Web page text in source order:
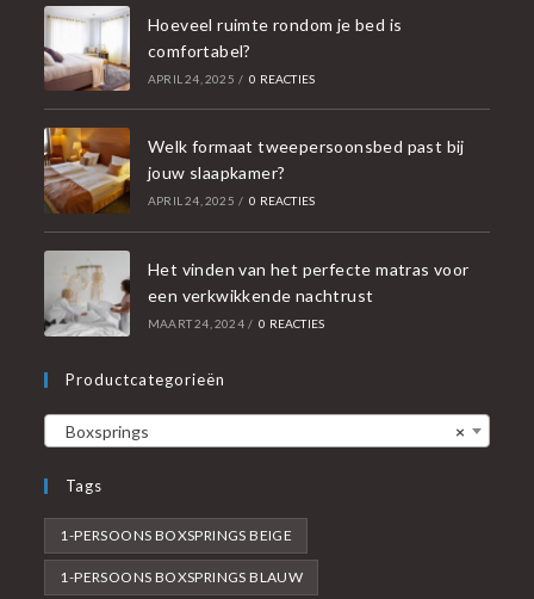
Hoeveel ruimte rondom je bed is
comfortabel?
APRIL 24, 2025 / 0 REACTIES
Welk formaat tweepersoonsbed past bij
jouw slaapkamer?
APRIL 24, 2025 / 0 REACTIES
Het vinden van het perfecte matras voor
een verkwikkende nachtrust
MAART 24, 2024 / 0 REACTIES
Productcategorieën
×
Boxsprings
Tags
1-PERSOONS BOXSPRINGS BEIGE
1-PERSOONS BOXSPRINGS BLAUW